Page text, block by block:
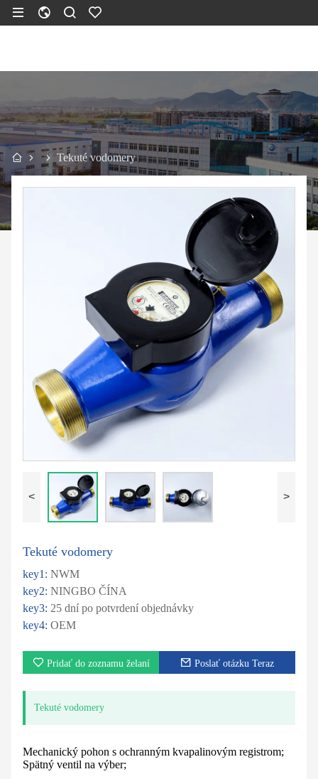
Tekuté vodomery
< >
Tekuté vodomery
key1: NWM
key2: NINGBO ČÍNA
key3: 25 dní po potvrdení objednávky
key4: OEM
Pridať do zoznamu želaní Poslať otázku Teraz
Tekuté vodomery
Mechanický pohon s ochranným kvapalinovým registrom;
Spätný ventil na výber;